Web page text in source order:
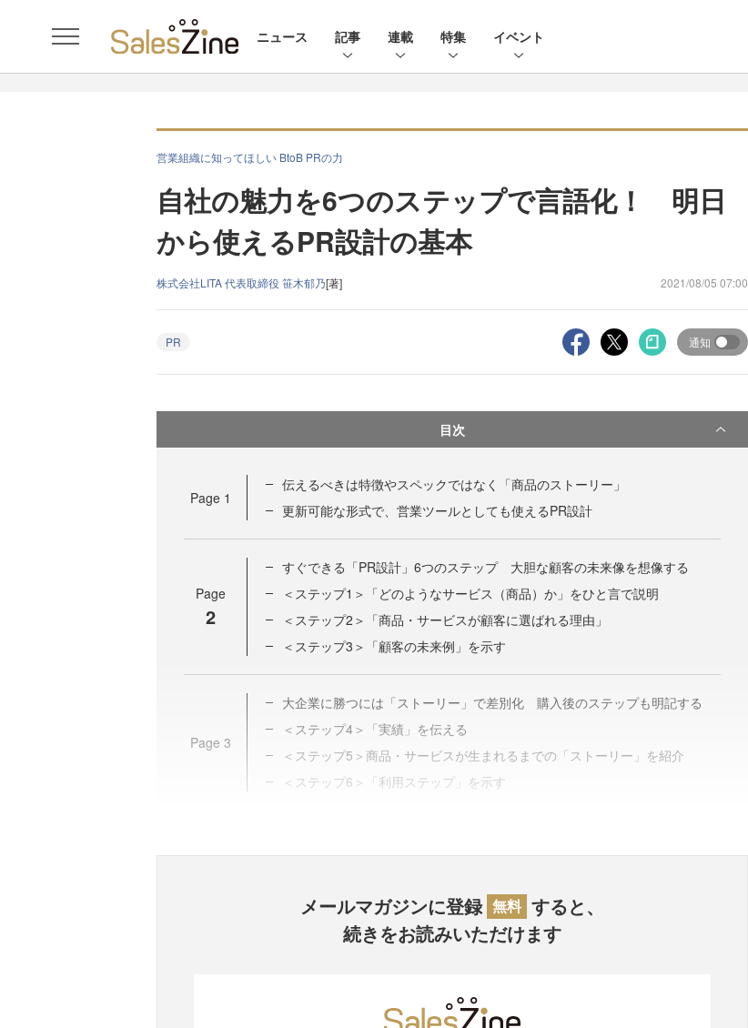
ニュース 記事 連載 特集 イベント
営業組織に知ってほしい BtoB PRの力
自社の魅力を6つのステップで言語化！ 明日
から使えるPR設計の基本
株式会社LITA 代表取締役 笹木郁乃[著] 2021/08/05 07:00
PR 通知
目次
Page 1
伝えるべきは特徴やスペックではなく「商品のストーリー」
更新可能な形式で、営業ツールとしても使えるPR設計
Page
2
すぐできる「PR設計」6つのステップ 大胆な顧客の未来像を想像する
＜ステップ1＞「どのようなサービス（商品）か」をひと言で説明
＜ステップ2＞「商品・サービスが顧客に選ばれる理由」
＜ステップ3＞「顧客の未来例」を示す
Page 3
大企業に勝つには「ストーリー」で差別化 購入後のステップも明記する
＜ステップ4＞「実績」を伝える
＜ステップ5＞商品・サービスが生まれるまでの「ストーリー」を紹介
＜ステップ6＞「利用ステップ」を示す
メールマガジンに登録 無料 すると、
続きをお読みいただけます